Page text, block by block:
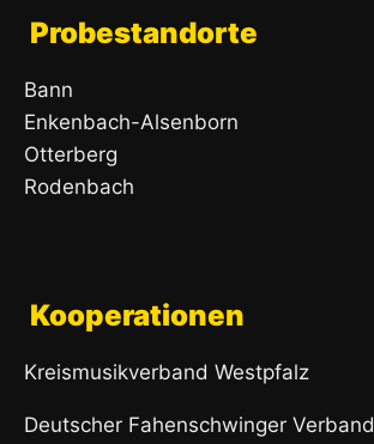
Probestandorte
Bann
Enkenbach-Alsenborn
Otterberg
Rodenbach
Kooperationen
Kreismusikverband Westpfalz
Deutscher Fahenschwinger Verband